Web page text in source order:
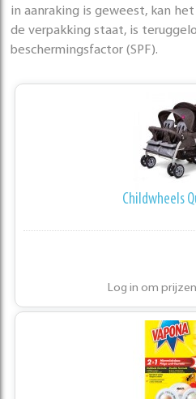
in aanraking is geweest, kan
de verpakking staat, is
beschermingsfactor (SPF).
Childwheels
Log in om